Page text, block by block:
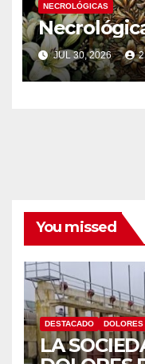
NECROLÓGICAS
JUL 30, 2026
You missed
DESTACADO DOLORES
LA